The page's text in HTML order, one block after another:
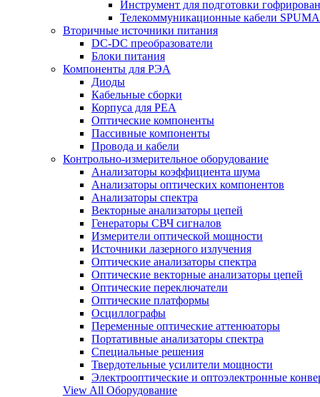
Инструмент для подготовки
Телекоммуникационные кабели SPUMA
Вторичные источники питания
DC-DC преобразователи
Блоки питания
Компоненты для РЭА
Диоды
Кабельные сборки
Корпуса для РЕА
Оптические компоненты
Пассивные компоненты
Провода и кабели
Контрольно-измерительное оборудование
Анализаторы коэффициента шума
Анализаторы оптических компонентов
Анализаторы спектра
Векторные анализаторы цепей
Генераторы СВЧ сигналов
Измерители оптической мощности
Источники лазерного излучения
Оптические анализаторы спектра
Оптические векторные анализаторы цепей
Оптические переключатели
Оптические платформы
Осциллографы
Переменные оптические аттенюаторы
Портативные анализаторы спектра
Специальные решения
Твердотельные усилители мощности
Электрооптические и оптоэлектронные
View All Оборудование